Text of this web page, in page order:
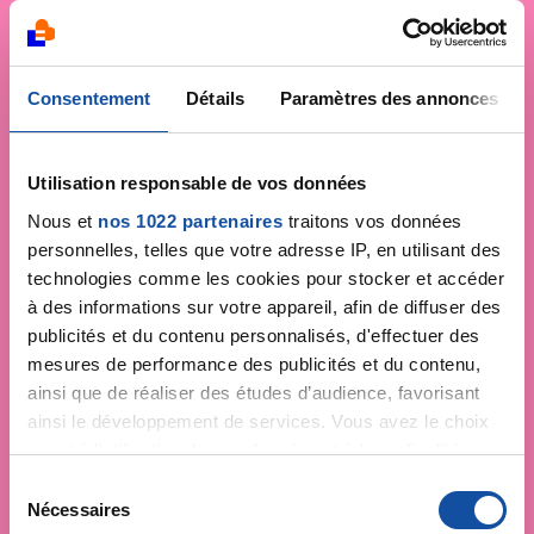
Consentement Détails Paramètres des annonces
Utilisation responsable de vos données
Nous et nos 1022 partenaires traitons vos données
personnelles, telles que votre adresse IP, en utilisant des
technologies comme les cookies pour stocker et accéder
à des informations sur votre appareil, afin de diffuser des
publicités et du contenu personnalisés, d'effectuer des
mesures de performance des publicités et du contenu,
ainsi que de réaliser des études d’audience, favorisant
ainsi le développement de services. Vous avez le choix
quant à l'utilisation de vos données et à leurs finalités.
tout moment en consultant la Déclaration relative aux
Nécessaires